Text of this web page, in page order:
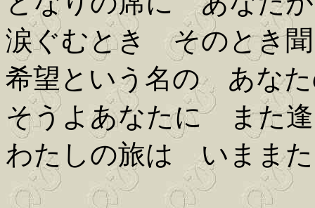
涙ぐむとき そのとき
希望という名の あな
そうよあなたに また
わたしの旅は いまま